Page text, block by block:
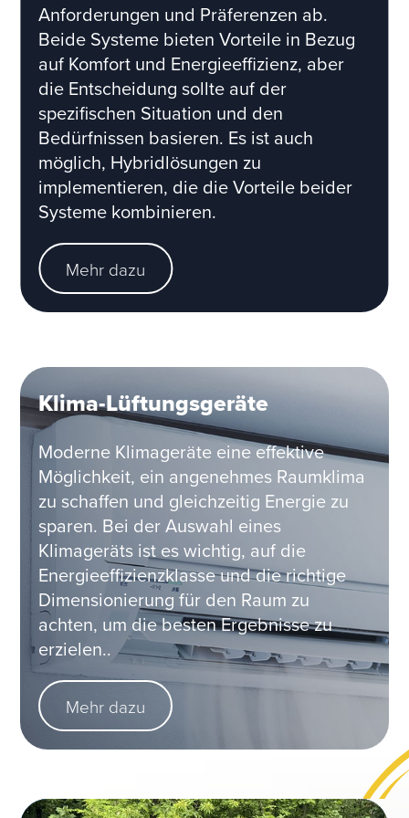
Anforderungen und Präferenzen ab.
Beide Systeme bieten Vorteile in Bezug
auf Komfort und Energieeffizienz, aber
die Entscheidung sollte auf der
spezifischen Situation und den
Bedürfnissen basieren. Es ist auch
möglich, Hybridlösungen zu
implementieren, die die Vorteile beider
Systeme kombinieren.
Mehr dazu
Klima-Lüftungsgeräte
Moderne Klimageräte eine effektive
Möglichkeit, ein angenehmes Raumklima
zu schaffen und gleichzeitig Energie zu
sparen. Bei der Auswahl eines
Klimageräts ist es wichtig, auf die
Energieeffizienzklasse und die richtige
Dimensionierung für den Raum zu
achten, um die besten Ergebnisse zu
erzielen..
Mehr dazu